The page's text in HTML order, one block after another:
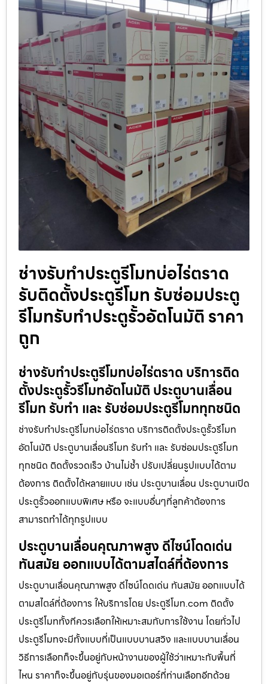
ช่างรับทำประตูรีโมทบ่อไร่ตราด
รับติดตั้งประตูรีโมท รับซ่อมประตู
รีโมทรับทำประตูรั้วอัตโนมัติ ราคา
ถูก
ช่างรับทำประตูรีโมทบ่อไร่ตราด บริการติด
ตั้งประตูรั้วรีโมทอัตโนมัติ ประตูบานเลื่อน
รีโมท รับทำ และ รับซ่อมประตูรีโมททุกชนิด
ช่างรับทำประตูรีโมทบ่อไร่ตราด บริการติดตั้งประตูรั้วรีโมท
อัตโนมัติ ประตูบานเลื่อนรีโมท รับทำ และ รับซ่อมประตูรีโมท
ทุกชนิด ติดตั้งรวดเร็ว บ้านไม่ช้ำ ปรับเปลี่ยนรูปแบบได้ตาม
ต้องการ ติดตั้งได้หลายแบบ เช่น ประตูบานเลื่อน ประตูบานเปิด
ประตูรั้วออกแบบพิเศษ หรือ จะแบบอื่นๆที่ลูกค้าต้องการ
สามารถทำได้ทุกรูปแบบ
ประตูบานเลื่อนคุณภาพสูง ดีไซน์โดดเด่น
ทันสมัย ออกแบบได้ตามสไตล์ที่ต้องการ
ประตูบานเลื่อนคุณภาพสูง ดีไซน์โดดเด่น ทันสมัย ออกแบบได้
ตามสไตล์ที่ต้องการ ให้บริการโดย ประตูรีโมท.com ติดตั้ง
ประตูรีโมททั้งทีควรเลือกให้เหมาะสมกับการใช้งาน โดยทั่วไป
ประตูรีโมทจะมีทั้งแบบที่เป็นแบบบานสวิง และแบบบานเลื่อน
วิธีการเลือกก็จะขึ้นอยู่กับหน้างานของผู้ใช้ว่าเหมาะกับพื้นที่
ไหน ราคาก็จะขึ้นอยู่กับรุ่นของมอเตอร์ที่ท่านเลือกอีกด้วย